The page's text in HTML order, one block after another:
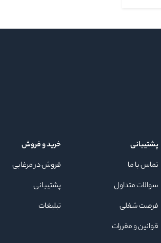
پشتیبانی
تماس با ما
سوالات متداول
فرصت شغلی
قوانین و مقررات
خرید و فروش
فروش در مرغابی
پشتیبانی
تبلیغات